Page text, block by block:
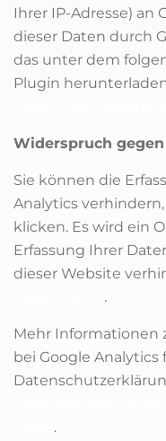
Ihrer IP-Adresse) an
dieser Daten durch
das unter dem
Plugin
Widerspruch
Sie können die
Analytics
klicken. Es wird ein
Erfassung Ihrer
dieser Website
.
Mehr
bei Google Analytics
.